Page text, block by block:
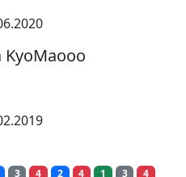
KyoMaooo
3 4 2 4 1 3 4